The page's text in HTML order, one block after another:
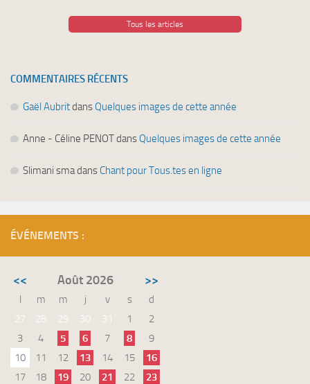
Tous les articles
COMMENTAIRES RÉCENTS
Gaël Aubritdans Quelques images de cette année
Anne - Céline PENOTdans Quelques images de cette année
Slimani smadans Chant pour Tous.tes en ligne
ÉVÉNEMENTS :
<< Août 2026 >>
l m m j v s
d
27
28 29 30 31 1
2
3
4 5 6 7 8
9
10
11 12 13 14 15
16
17
18 19 20 21 22
23